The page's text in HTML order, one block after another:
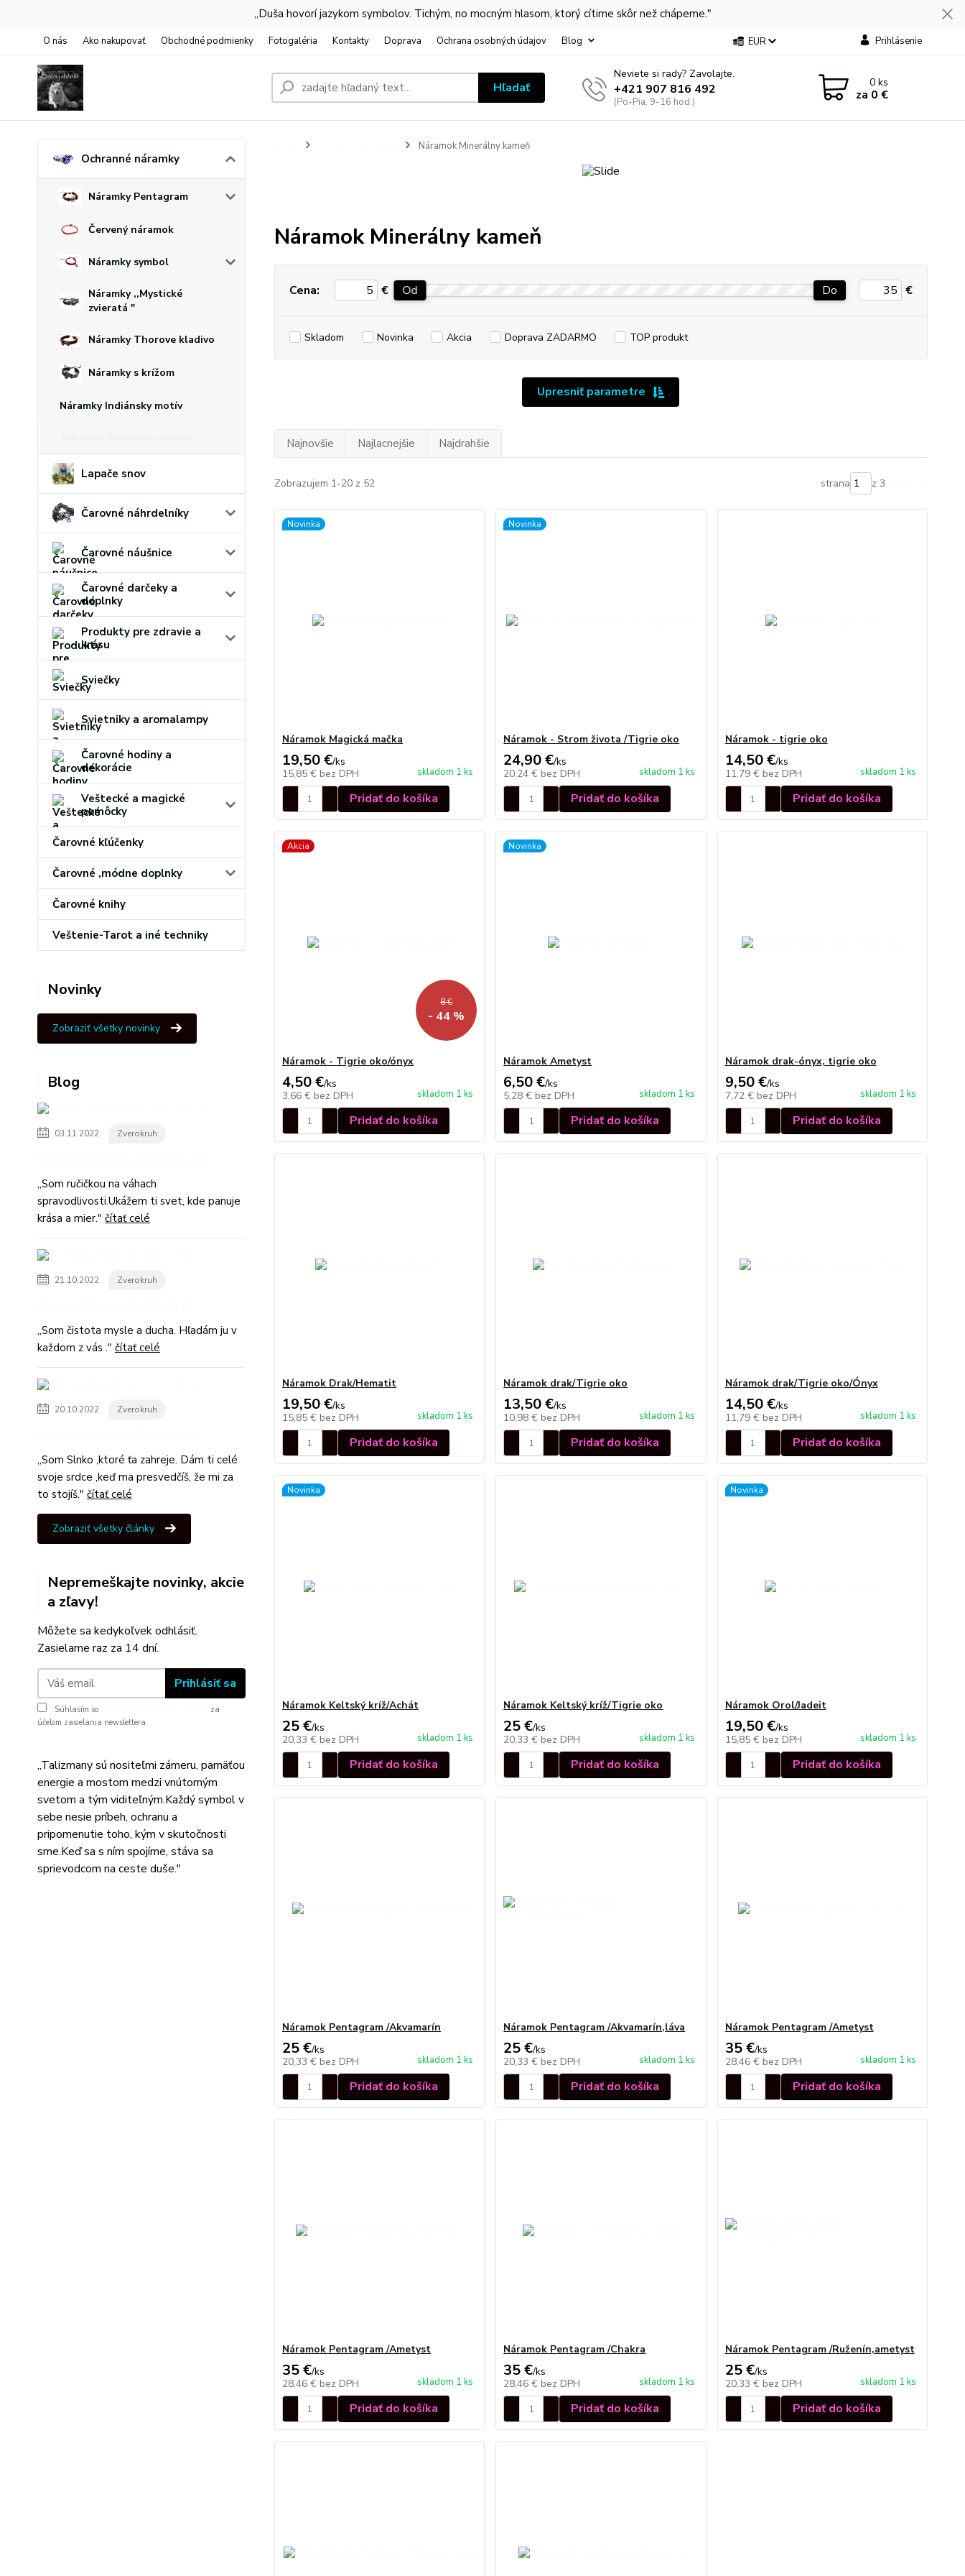
,,Duša hovorí jazykom symbolov. Tichým, no mocným hlasom, ktorý cítime skôr než chápeme."
O nás Ako nakupovať Obchodné podmienky Fotogaléria Kontakty Doprava Ochrana osobných údajov Blog EUR Prihlásenie
Hľadať
Neviete si rady? Zavolajte.
+421 907 816 492
(Po-Pia, 9-16 hod.)
0ks
za 0 €
Ochranné náramky
Náramky Pentagram
Červený náramok
Náramky symbol
Náramky ,,Mystické
zvieratá "
Náramky Thorove kladivo
Náramky s krížom
Náramky Indiánsky motív
Lapače snov
Čarovné náhrdelníky
Čarovné náušnice
Čarovné darčeky a
doplnky
Produkty pre zdravie a
krásu
Sviečky
Svietniky a aromalampy
Čarovné hodiny a
dekorácie
Veštecké a magické
pomôcky
Čarovné kľúčenky
Čarovné ,módne doplnky
Čarovné knihy
Veštenie-Tarot a iné techniky
Novinky
Zobraziť všetky novinky
Blog
03.11.2022 Zverokruh
,,Som ručičkou na váhach
spravodlivosti.Ukážem ti svet, kde panuje
krása a mier." čítať celé
21.10.2022 Zverokruh
,,Som čistota mysle a ducha. Hľadám ju v
každom z vás ." čítať celé
20.10.2022 Zverokruh
,,Som Slnko ,ktoré ťa zahreje. Dám ti celé
svoje srdce ,keď ma presvedčíš, že mi za
to stojíš." čítať celé
Zobraziť všetky články
Nepremeškajte novinky, akcie
a zľavy!
Môžete sa kedykoľvek odhlásiť.
Zasielame raz za 14 dní.
Prihlásiť sa
Súhlasím so
za
účelom zasielania newslettera.
,,Talizmany sú nositeľmi zámeru, pamäťou
energie a mostom medzi vnútorným
svetom a tým viditeľným.Každý symbol v
sebe nesie príbeh, ochranu a
pripomenutie toho, kým v skutočnosti
sme.Keď sa s ním spojíme, stáva sa
sprievodcom na ceste duše."
Náramok Minerálny kameň
Náramok Minerálny kameň
Upresniť parametre
Cena: € Od Do €
Skladom Novinka Akcia Doprava ZADARMO TOP produkt
Najnovšie Najlacnejšie Najdrahšie
Zobrazujem 1-20 z 52 strana z 3
Novinka
Náramok Magická mačka
19,50 €/ks
15,85 € bez DPH skladom 1 ks
Pridať do košíka
Novinka
Náramok - Strom života /Tigrie oko
24,90 €/ks
20,24 € bez DPH skladom 1 ks
Pridať do košíka
Náramok - tigrie oko
14,50 €/ks
11,79 € bez DPH skladom 1 ks
Pridať do košíka
Akcia
8 €
- 44 %
Náramok - Tigrie oko/ónyx
4,50 €/ks
3,66 € bez DPH skladom 1 ks
Pridať do košíka
Novinka
Náramok Ametyst
6,50 €/ks
5,28 € bez DPH skladom 1 ks
Pridať do košíka
Náramok drak-ónyx, tigrie oko
9,50 €/ks
7,72 € bez DPH skladom 1 ks
Pridať do košíka
Náramok Drak/Hematit
19,50 €/ks
15,85 € bez DPH skladom 1 ks
Pridať do košíka
Náramok drak/Tigrie oko
13,50 €/ks
10,98 € bez DPH skladom 1 ks
Pridať do košíka
Náramok drak/Tigrie oko/Ónyx
14,50 €/ks
11,79 € bez DPH skladom 1 ks
Pridať do košíka
Novinka
Náramok Keltský kríž/Achát
25 €/ks
20,33 € bez DPH skladom 1 ks
Pridať do košíka
Náramok Keltský kríž/Tigrie oko
25 €/ks
20,33 € bez DPH skladom 1 ks
Pridať do košíka
Novinka
Náramok Orol/Jadeit
19,50 €/ks
15,85 € bez DPH skladom 1 ks
Pridať do košíka
Náramok Pentagram /Akvamarín
25 €/ks
20,33 € bez DPH skladom 1 ks
Pridať do košíka
Náramok Pentagram /Akvamarín,láva
25 €/ks
20,33 € bez DPH skladom 1 ks
Pridať do košíka
Náramok Pentagram /Ametyst
35 €/ks
28,46 € bez DPH skladom 1 ks
Pridať do košíka
Náramok Pentagram /Ametyst
35 €/ks
28,46 € bez DPH skladom 1 ks
Pridať do košíka
Náramok Pentagram /Chakra
35 €/ks
28,46 € bez DPH skladom 1 ks
Pridať do košíka
Náramok Pentagram /Ruženín,ametyst
25 €/ks
20,33 € bez DPH skladom 1 ks
Pridať do košíka